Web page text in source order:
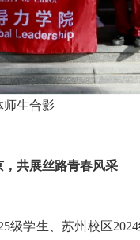
生合影
共展丝路青春风采
学生、苏州校区